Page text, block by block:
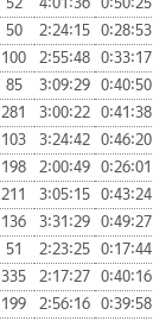
50 2:24:15 0:28:53
100 2:55:48 0:33:17
85 3:09:29 0:40:50
281 3:00:22 0:41:38
103 3:24:42 0:46:20
198 2:00:49 0:26:01
211 3:05:15 0:43:24
136 3:31:29 0:49:27
51 2:23:25 0:17:44
335 2:17:27 0:40:16
199 2:56:16 0:39:58